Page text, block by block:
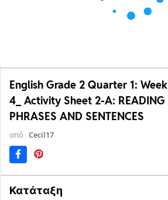
English Grade 2 Quarter 1: Week
4_ Activity Sheet 2-A: READING
PHRASES AND SENTENCES
από Cecil17
Κατάταξη